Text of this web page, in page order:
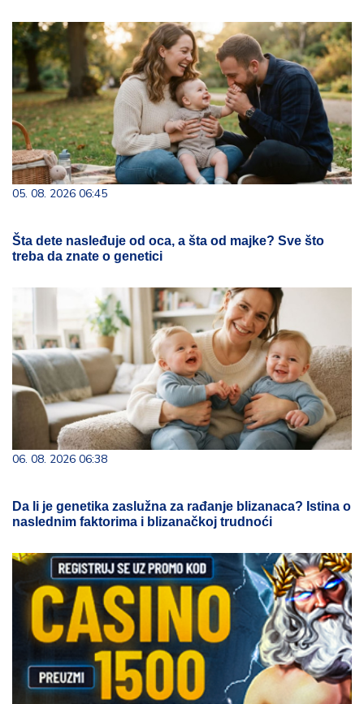
05. 08. 2026 06:45
Šta dete nasleđuje od oca, a šta od majke? Sve što
treba da znate o genetici
06. 08. 2026 06:38
Da li je genetika zaslužna za rađanje blizanaca? Istina o
naslednim faktorima i blizanačkoj trudnoći